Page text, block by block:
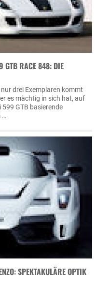
GTB RACE 848: DIE
drei Exemplaren kommt
es mächtig in sich hat, auf
GTB basierende
…
SPEKTAKULÄRE OPTIK